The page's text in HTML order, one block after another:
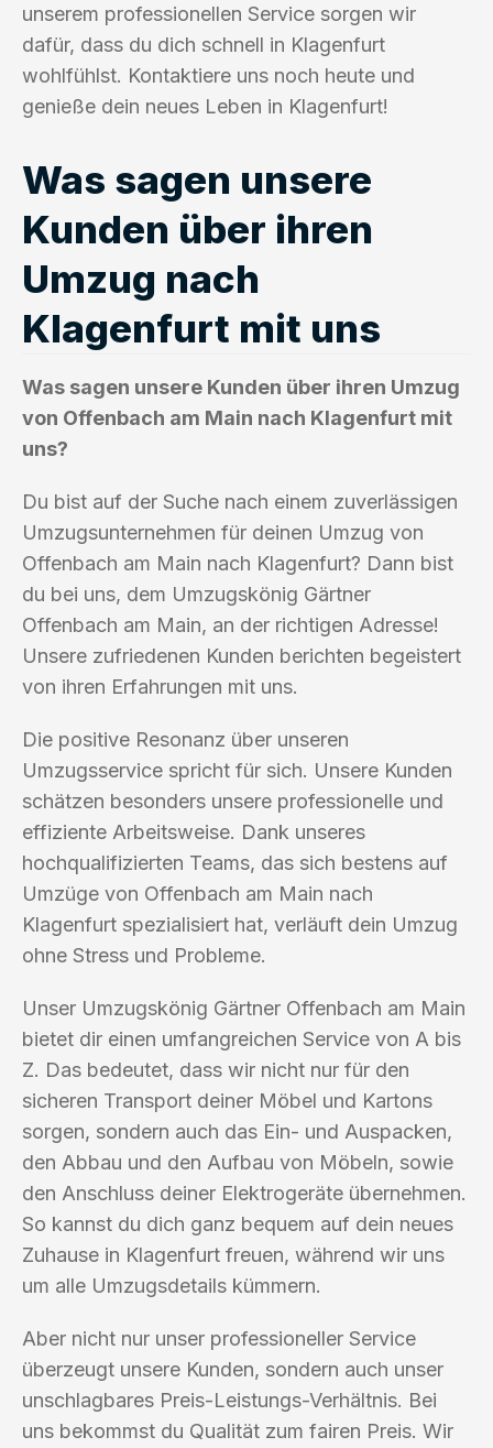
unserem professionellen Service sorgen wir
dafür, dass du dich schnell in Klagenfurt
wohlfühlst. Kontaktiere uns noch heute und
genieße dein neues Leben in Klagenfurt!
Was sagen unsere
Kunden über ihren
Umzug nach
Klagenfurt mit uns
Was sagen unsere Kunden über ihren Umzug
von Offenbach am Main nach Klagenfurt mit
uns?
Du bist auf der Suche nach einem zuverlässigen
Umzugsunternehmen für deinen Umzug von
Offenbach am Main nach Klagenfurt? Dann bist
du bei uns, dem Umzugskönig Gärtner
Offenbach am Main, an der richtigen Adresse!
Unsere zufriedenen Kunden berichten begeistert
von ihren Erfahrungen mit uns.
Die positive Resonanz über unseren
Umzugsservice spricht für sich. Unsere Kunden
schätzen besonders unsere professionelle und
effiziente Arbeitsweise. Dank unseres
hochqualifizierten Teams, das sich bestens auf
Umzüge von Offenbach am Main nach
Klagenfurt spezialisiert hat, verläuft dein Umzug
ohne Stress und Probleme.
Unser Umzugskönig Gärtner Offenbach am Main
bietet dir einen umfangreichen Service von A bis
Z. Das bedeutet, dass wir nicht nur für den
sicheren Transport deiner Möbel und Kartons
sorgen, sondern auch das Ein- und Auspacken,
den Abbau und den Aufbau von Möbeln, sowie
den Anschluss deiner Elektrogeräte übernehmen.
So kannst du dich ganz bequem auf dein neues
Zuhause in Klagenfurt freuen, während wir uns
um alle Umzugsdetails kümmern.
Aber nicht nur unser professioneller Service
überzeugt unsere Kunden, sondern auch unser
unschlagbares Preis-Leistungs-Verhältnis. Bei
uns bekommst du Qualität zum fairen Preis. Wir